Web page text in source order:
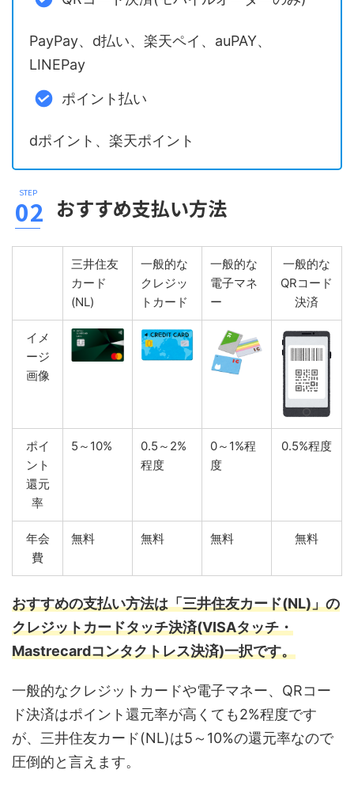
PayPay、d払い、楽天ペイ、auPAY、
LINEPay
ポイント払い
dポイント、楽天ポイント
おすすめ支払い方法
三井住友
カード
(NL)
一般的な
クレジッ
トカード
一般的な
電子マネ
ー
一般的な
QRコード
決済
イメ
ージ
画像
ポイ
ント
還元
率
5～10%
0.5～2%
程度
0～1%程
度
0.5%程度
年会
費
無料 無料 無料 無料
おすすめの支払い方法は「三井住友カード(NL)」の
クレジットカードタッチ決済(VISAタッチ・
Mastrecardコンタクトレス決済)一択です。
一般的なクレジットカードや電子マネー、QRコー
ド決済はポイント還元率が高くても2%程度です
が、三井住友カード(NL)は5～10%の還元率なので
圧倒的と言えます。